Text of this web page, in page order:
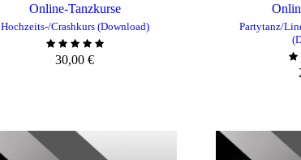
Online-Tanzkurse
Hochzeits-/Crashkurs (Download)
30,00€
Partytanz/